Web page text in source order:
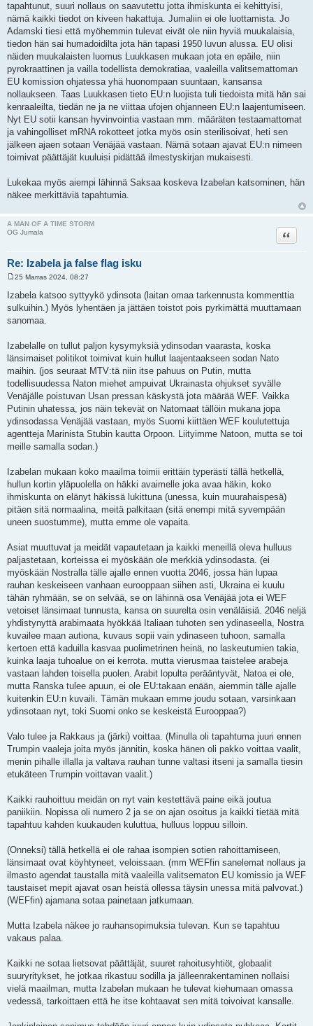
tapahtunut, suuri nollaus on saavutettu jotta ihmiskunta ei kehittyisi,
nämä kaikki tiedot on kiveen hakattuja. Jumaliin ei ole luottamista. Jo
Adamski tiesi että myöhemmin tulevat eivät ole niin hyviä muukalaisia,
tiedon hän sai humadoidilta jota hän tapasi 1950 luvun alussa. EU olisi
näiden muukalaisten luomus Luukkasen mukaan jota en epäile, niin
pyrokraattinen ja vailla todellista demokratiaa, vaaleilla valitsemattoman
EU komission ohjatessa yhä huonompaan suuntaan, kansansa
nollaukseen. Taas Luukkasen tieto EU:n luojista tuli tiedoista mitä hän sai
kenraaleilta, tiedän ne ja ne viittaa ufojen ohjanneen EU:n laajentumiseen.
Nyt EU sotii kansan hyvinvointia vastaan mm. määräten testaamattomat
ja vahingolliset mRNA rokotteet jotka myös osin sterilisoivat, heti sen
jälkeen ajaen sotaan Venäjää vastaan. Nämä sotaan ajavat EU:n nimeen
toimivat päättäjät kuuluisi pidättää ilmestyskirjan mukaisesti.
Lukekaa myös aiempi lähinnä Saksaa koskeva Izabelan katsominen, hän
näkee merkittäviä tapahtumia.
A MAN OF A TIME STORM
OG Jumala
Re: Izabela ja false flag isku
Lainaa
e
s
i
25 Marras 2024, 08:27
Izabela katsoo syttyykö ydinsota (laitan omaa tarkennusta kommenttia
sulkuihin.) Myös lyhentäen ja jättäen toistot pois pyrkimättä muuttamaan
sanomaa.
Izabelalle on tullut paljon kysymyksiä ydinsodan vaarasta, koska
länsimaiset politikot toimivat kuin hullut laajentaakseen sodan Nato
maihin. (jos seuraat MTV:tä niin itse pahuus on Putin, mutta
todellisuudessa Naton miehet ampuivat Ukrainasta ohjukset syvälle
Venäjälle poistuvan Usan pressan käskystä jota määrää WEF. Vaikka
Putinin uhatessa, jos näin tekevät on Natomaat tällöin mukana jopa
ydinsodassa Venäjää vastaan, myös Suomi kiittäen WEF koulutettuja
agentteja Marinista Stubin kautta Orpoon. Liityimme Natoon, mutta se toi
meille samalla sodan.)
Izabelan mukaan koko maailma toimii erittäin typerästi tällä hetkellä,
hullun kortin yläpuolella on häkki avaimelle joka avaa häkin, koko
ihmiskunta on elänyt häkissä lukittuna (unessa, kuin muurahaispesä)
pitäen sitä normaalina, meitä palkitaan (sitä enempi mitä syvempään
uneen suostumme), mutta emme ole vapaita.
Asiat muuttuvat ja meidät vapautetaan ja kaikki meneillä oleva hulluus
paljastetaan, korteissa ei myöskään ole merkkiä ydinsodasta. (ei
myöskään Nostralla tälle ajalle ennen vuotta 2046, jossa hän lupaa
rauhan keskeiseen vanhaan eurooppaan siihen asti, Ukraina ei kuulu
tähän ryhmään, se on selvää, se on lähinnä osa Venäjää jota ei WEF
vetoiset länsimaat tunnusta, kansa on suurelta osin venäläisiä. 2046 neljä
yhdistynyttä arabimaata hyökkää Italiaan tuhoten sen ydinaseella, Nostra
kuvailee maan autiona, kuvaus sopii vain ydinaseen tuhoon, samalla
kertoen että kaduilla kasvaa puolimetrinen heinä, no laskeutumien takia,
kuinka laaja tuhoalue on ei kerrota. mutta vierusmaa taistelee arabeja
vastaan lahden toisella puolen. Arabit lopulta perääntyvät, Natoa ei ole,
mutta Ranska tulee apuun, ei ole EU:takaan enään, aiemmin tälle ajalle
kuitenkin EU:n kuvaili. Tämän mukaan emme joudu sotaan, varsinkaan
ydinsotaan nyt, toki Suomi onko se keskeistä Eurooppaa?)
Valo tulee ja Rakkaus ja (järki) voittaa. (Minulla oli tapahtuma juuri ennen
Trumpin vaaleja joita myös jännitin, koska hänen oli pakko voittaa vaalit,
menin pihalle illalla ja valtava rauhan tunne valtasi itseni ja samalla tiesin
etukäteen Trumpin voittavan vaalit.)
Kaikki rauhoittuu meidän on nyt vain kestettävä paine eikä joutua
paniikiin. Nopissa oli numero 2 ja se on ajan osoitus ja kaikki tietää mitä
tapahtuu kahden kuukauden kuluttua, hulluus loppuu silloin.
(Onneksi) tällä hetkellä ei ole rahaa isompien sotien rahoittamiseen,
länsimaat ovat köyhtyneet, veloissaan. (mm WEFfin sanelemat nollaus ja
ilmasto agendat taustalla mitä vaaleilla valitsematon EU komissio ja WEF
taustaiset mepit ajavat osan heistä ollessa täysin unessa mitä palvovat.)
(WEFfin) ajamana sotaa painetaan jatkumaan.
Mutta Izabela näkee jo rauhansopimuksia tulevan. Kun se tapahtuu
vakaus palaa.
Kaikki ne sotaa lietsovat päättäjät, suuret rahoitusyhtiöt, globaalit
suuryritykset, he jotkaa rikastuu sodilla ja jälleenrakentaminen nollaisi
vielä maailman, mutta Izabelan mukaan he tulevat kiehumaan omassa
vedessä, tarkoittaen että he itse kohtaavat sen mitä toivoivat kansalle.